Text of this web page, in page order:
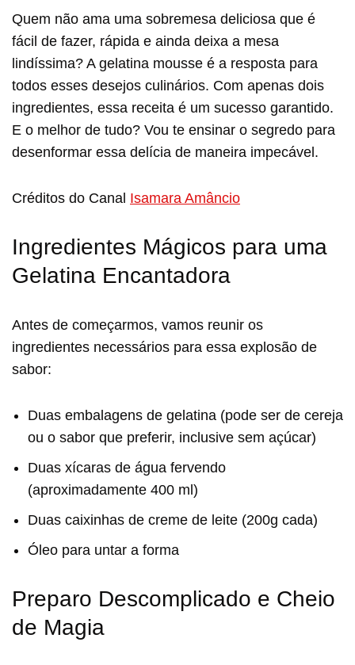
Quem não ama uma sobremesa deliciosa que é
fácil de fazer, rápida e ainda deixa a mesa
lindíssima? A gelatina mousse é a resposta para
todos esses desejos culinários. Com apenas dois
ingredientes, essa receita é um sucesso garantido.
E o melhor de tudo? Vou te ensinar o segredo para
desenformar essa delícia de maneira impecável.
Créditos do Canal Isamara Amâncio
Ingredientes Mágicos para uma
Gelatina Encantadora
Antes de começarmos, vamos reunir os
ingredientes necessários para essa explosão de
sabor:
Duas embalagens de gelatina (pode ser de cereja
ou o sabor que preferir, inclusive sem açúcar)
Duas xícaras de água fervendo
(aproximadamente 400 ml)
Duas caixinhas de creme de leite (200g cada)
Óleo para untar a forma
Preparo Descomplicado e Cheio
de Magia